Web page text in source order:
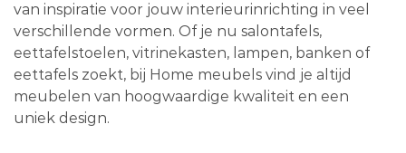
van inspiratie voor jouw interieurinrichting in veel
verschillende vormen. Of je nu salontafels,
eettafelstoelen, vitrinekasten, lampen, banken of
eettafels zoekt, bij Home meubels vind je altijd
meubelen van hoogwaardige kwaliteit en een
uniek design.